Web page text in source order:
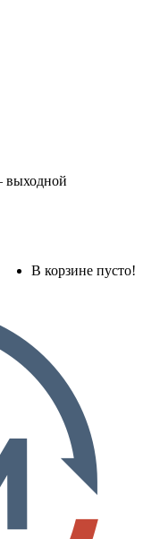
выходной
В корзине пусто!